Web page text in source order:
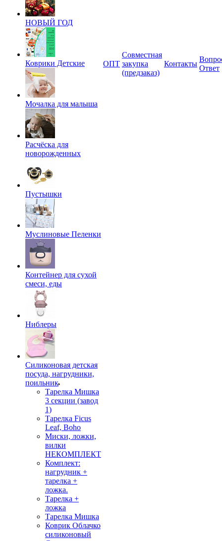
НОВЫЙ ГОД
Коврики Детские
Мочалка для малыша
Расчёска для
новорожденных
Пустышки
Муслиновые Пеленки
Контейнер для сухой
смеси, еды
Ниблеры
Силиконовая детская
посуда, нагрудники,
поильник
Тарелка Мишка
3 секции (завод
1)
Тарелка Ficus
Leaf, Boho
Миски, ложки,
вилки
НЕКОМПЛЕКТ
Комплект:
нагрудник +
тарелка +
ложка.
Тарелка +
ложка
Тарелка Мишка
Коврик Облачко
силиконовый
ОПТ
Совместная
закупка
(предзаказ)
Контакты
Ответ